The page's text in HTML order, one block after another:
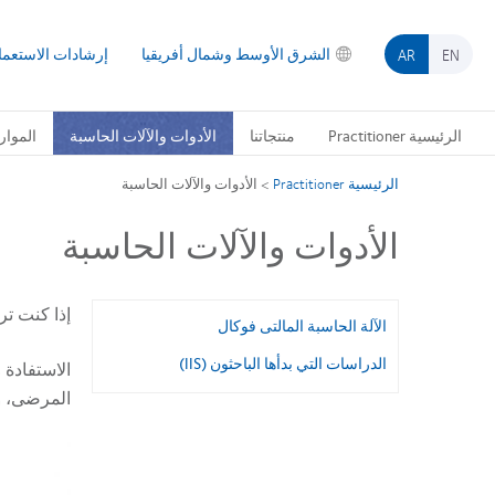
المحتوى
AR EN الشرق الأوسط وشمال أفريقيا إرشادات
الرئيسية Practitioner منتجاتنا الأدوات والآلات الحاسبة
الرئيسية Practitioner > الأدوات والآلات الحاسبة
الأدوات والآلات الحاسبة
إذا كنت
المرضى،
الآلة الحاسبة المالتى فوكال
الدراسات التي بدأها الباحثون (IIS)